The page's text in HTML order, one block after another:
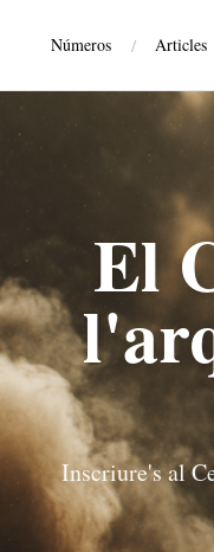
Números / Articles
El
Inscriure's al